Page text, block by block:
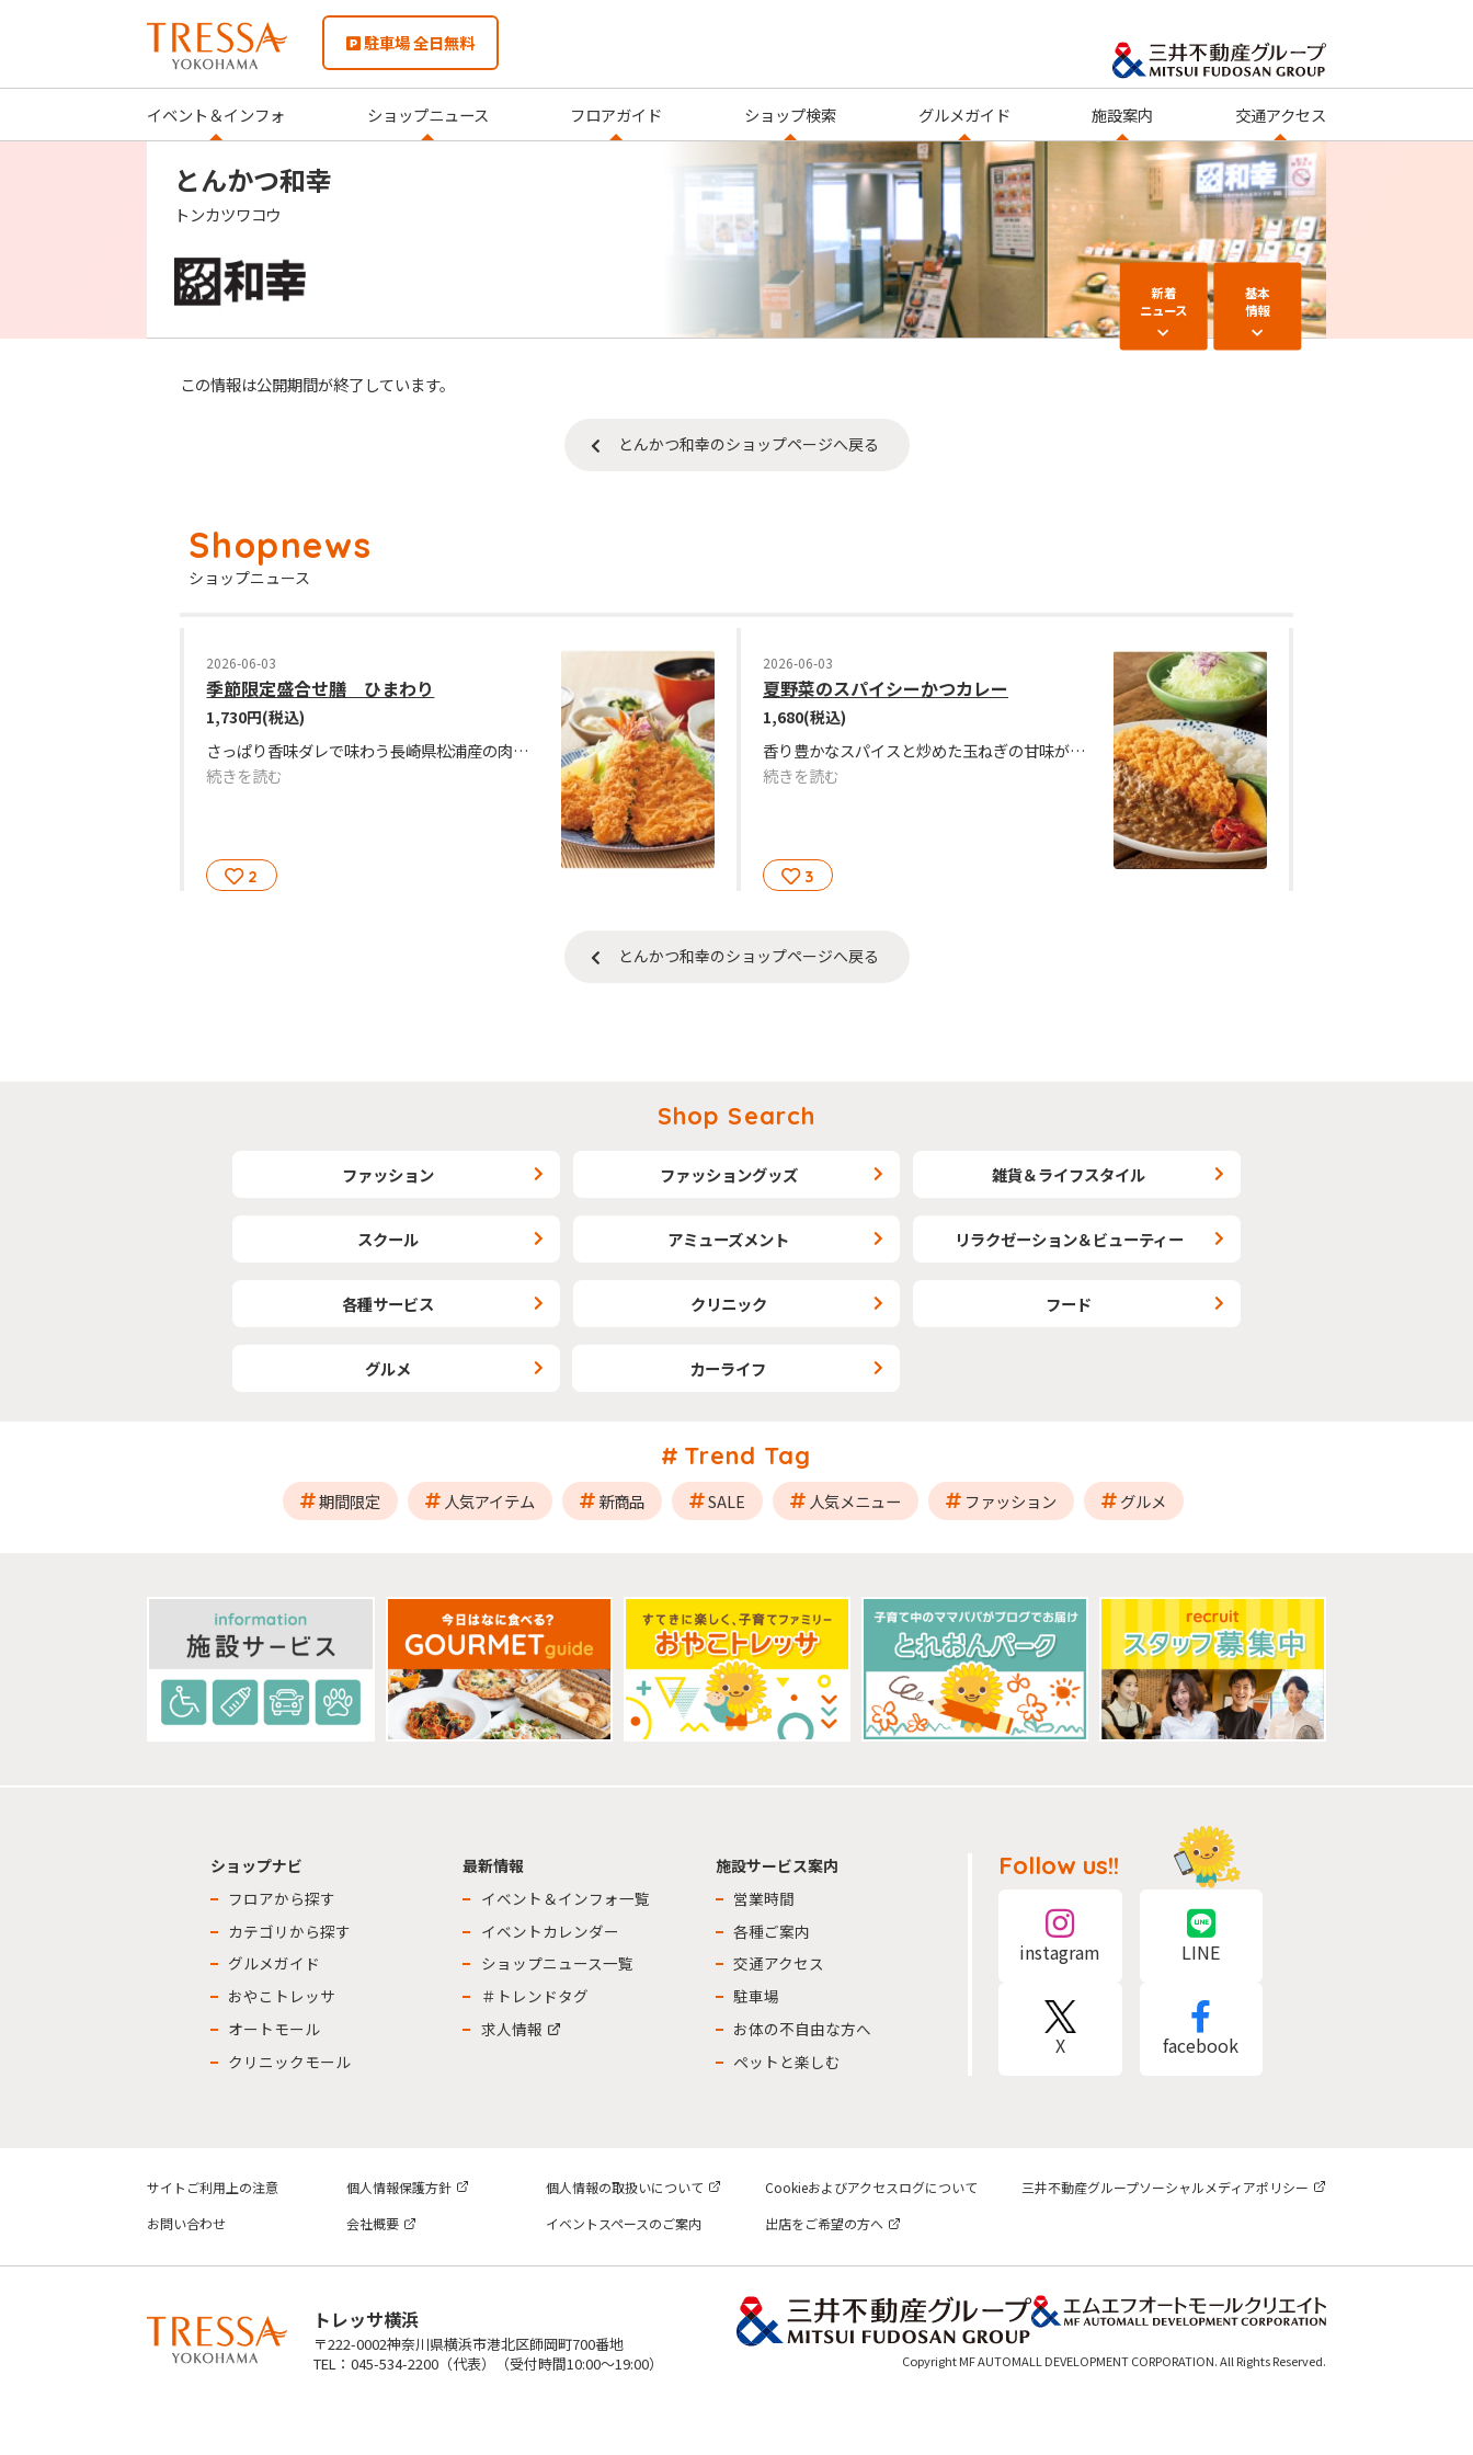
駐車場 全日無料
イベント＆インフォ ショップニュース フロアガイド ショップ検索 グルメガイド 施設案内 交通アクセス
とんかつ和幸
トンカツワコウ
新着
ニュース
基本
情報
この情報は公開期間が終了しています。
とんかつ和幸のショップページへ戻る
ショップニュース
2026-06-03
季節限定盛合せ膳 ひまわり
1,730円(税込)
さっぱり香味ダレで味わう長崎県松浦産の肉厚でふわふわのあじフライに人気のひれかつと海老フライを合わせた夏限定メニューです。
続きを読む
2
2026-06-03
夏野菜のスパイシーかつカレー
1,680(税込)
香り豊かなスパイスと炒めた玉ねぎの甘味が際立つ豚ひき肉たっぷりのかつカレー。 サクサクのかつに相性抜群の濃厚ルーと夏野菜を添えたこだわりの一皿。
続きを読む
3
とんかつ和幸のショップページへ戻る
Shop Search
ファッション ファッショングッズ 雑貨＆ライフスタイル
スクール アミューズメント リラクゼーション＆ビューティー
各種サービス クリニック フード
グルメ カーライフ
Trend Tag
期間限定 人気アイテム 新商品 SALE 人気メニュー ファッション グルメ
ショップナビ
フロアから探す
カテゴリから探す
グルメガイド
おやこトレッサ
オートモール
クリニックモール
最新情報
イベント＆インフォ一覧
イベントカレンダー
ショップニュース一覧
＃トレンドタグ
求人情報
施設サービス案内
営業時間
各種ご案内
交通アクセス
駐車場
お体の不自由な方へ
ペットと楽しむ
Follow us!!
instagram LINE
X facebook
サイトご利用上の注意 個人情報保護方針 個人情報の取扱いについて Cookieおよびアクセスログについて
三井不動産グループソーシャルメディアポリシー
お問い合わせ
会社概要 イベントスペースのご案内 出店をご希望の方へ
トレッサ横浜
〒222-0002神奈川県横浜市港北区師岡町700番地
TEL：045-534-2200（代表）（受付時間10:00～19:00）
Copyright MF AUTOMALL DEVELOPMENT CORPORATION. All Rights Reserved.